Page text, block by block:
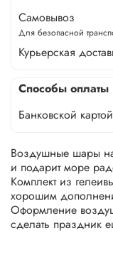
Самовывоз
Для безопасной
Курьерская
Способы оплаты
Банковской картой
Воздушные шары на
и подарит море
Комплект из
хорошим
Оформление
сделать праздник